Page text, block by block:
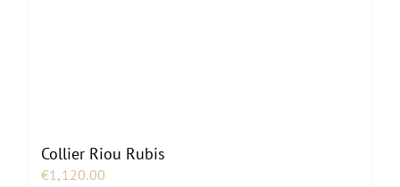
Collier Riou Rubis
€1,120.00